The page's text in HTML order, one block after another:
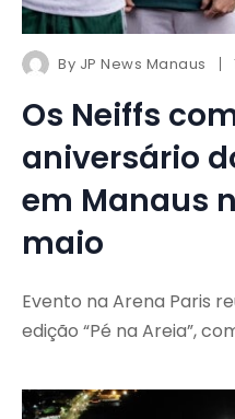
By JP News Manaus
Os Neiffs
aniversário
em Manaus
maio
Evento na Arena Paris
edição “Pé na Areia”,